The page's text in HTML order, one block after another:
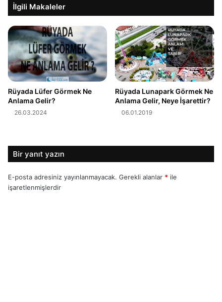
İlgili Makaleler
Rüyada Lüfer Görmek Ne
Anlama Gelir?
26.03.2024
Rüyada Lunapark Görmek Ne
Anlama Gelir, Neye İşarettir?
06.01.2019
Bir yanıt yazın
E-posta adresiniz yayınlanmayacak. Gerekli alanlar * ile
işaretlenmişlerdir